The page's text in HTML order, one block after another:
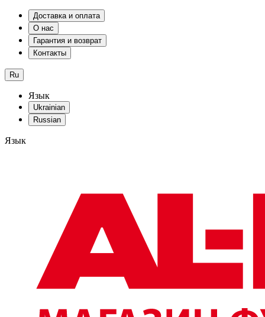
Доставка и оплата
О нас
Гарантия и возврат
Контакты
Ru
Язык
Ukrainian
Russian
Язык